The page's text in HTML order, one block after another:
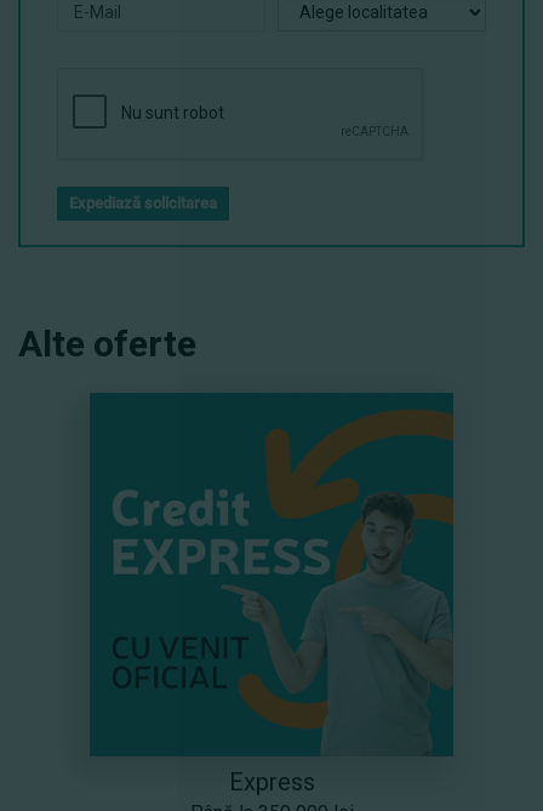
Expediază solicitarea
Alte oferte
Express